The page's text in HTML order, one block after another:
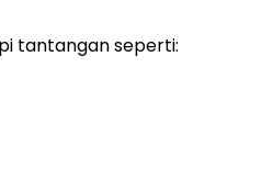
tantangan seperti: